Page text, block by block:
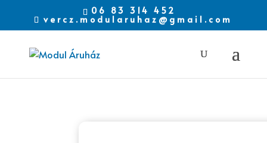
06 83 314 452
vercz.modularuhaz@gmail.com